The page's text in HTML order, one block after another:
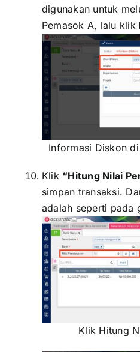
digunakan untuk
Pemasok A, lalu klik
Informasi Diskon
Klik “Hitung Nilai
simpan transaksi.
adalah seperti pada
Klik Hitung